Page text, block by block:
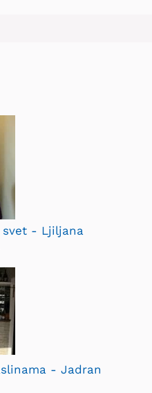
svet - Ljiljana
- Jadran